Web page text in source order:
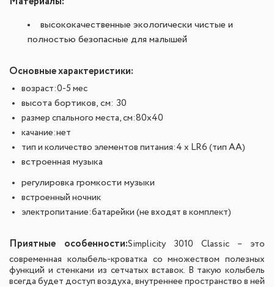
высококачественные экологически чистые и
полностью безопасные для малышей
Основные характеристики:
возраст:0-5 мес
высота бортиков, см: 30
размер спального места, см:80х40
качание:нет
тип и количество элементов питания: 4 х LR6 (тип AA)
встроенная музыка
регулировка громкости музыки
встроенный ночник
электропитание:батарейки (не входят в комплект)
Приятные особенности:Simplicity 3010 Classic
– это
современная колыбель-кроватка со множеством полезных
функций и стенками из сетчатых вставок. В такую колыбель
всегда будет доступ воздуха, внутреннее пространство в ней